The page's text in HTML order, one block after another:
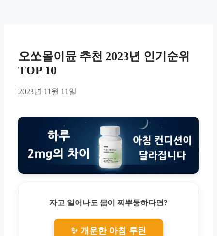
오쏘몰이뮨 추천 2023년 인기순위
TOP 10
2023년 11월 11일
자고 일어나도 몸이 찌뿌둥하다면?
✨ 개운한 아침 루틴